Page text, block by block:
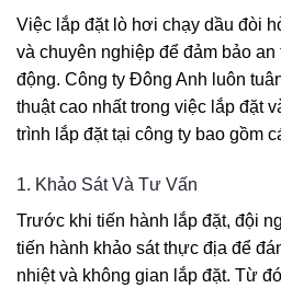
Việc lắp đặt lò hơi chạy dầu đòi
và chuyên nghiệp để đảm bảo
động. Công ty Đông Anh luôn
thuật cao nhất trong việc lắp đặt
trình lắp đặt tại công ty bao gồm
1. Khảo Sát Và Tư Vấn
Trước khi tiến hành lắp đặt, đội
tiến hành khảo sát thực địa để
nhiệt và không gian lắp đặt. Từ